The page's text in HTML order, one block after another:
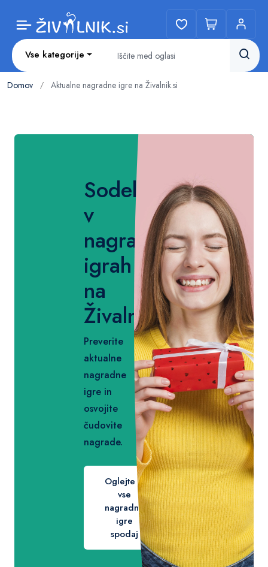
Vse kategorije
Domov / Aktualne nagradne igre na Živalnik.si
Sodelujte
v
nagradnih
igrah
na
Živalnik.si!
Preverite
aktualne
nagradne
igre in
osvojite
čudovite
nagrade.
Oglejte si
vse
nagradne
igre
spodaj